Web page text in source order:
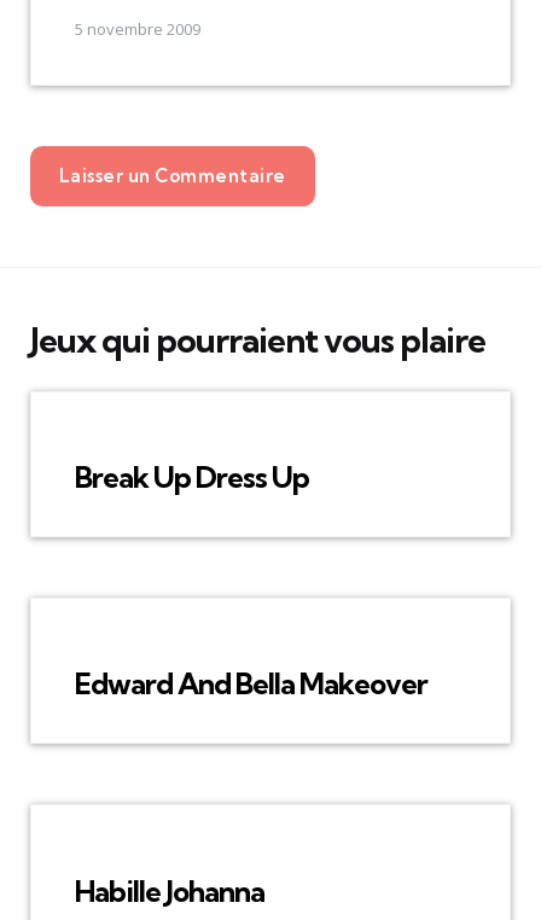
5 novembre 2009
Laisser un Commentaire
Jeux qui pourraient vous plaire
Break Up Dress Up
Edward And Bella Makeover
Habille Johanna